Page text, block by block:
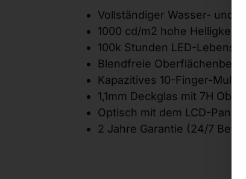
Vollständiger Wasser- und
1000 cd/m2 hohe Helligkeit
100k Stunden LED-
Blendfreie
Kapazitives 10-Finger-Multi-
1,1mm Deckglas mit 7H
Optisch mit dem LCD-Panel
2 Jahre Garantie (24/7